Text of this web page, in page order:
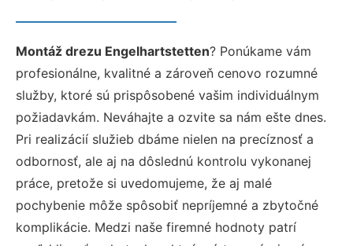
Montáž drezu Engelhartstetten? Ponúkame vám
profesionálne, kvalitné a zároveň cenovo rozumné
služby, ktoré sú prispôsobené vašim individuálnym
požiadavkám. Neváhajte a ozvite sa nám ešte dnes.
Pri realizácií služieb dbáme nielen na precíznosť a
odbornosť, ale aj na dôslednú kontrolu vykonanej
práce, pretože si uvedomujeme, že aj malé
pochybenie môže spôsobiť nepríjemné a zbytočné
komplikácie. Medzi naše firemné hodnoty patrí